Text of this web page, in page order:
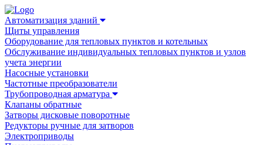
Автоматизация зданий
Щиты управления
Оборудование для тепловых пунктов и котельных
Обслуживание индивидуальных тепловых пунктов и узлов
учета энергии
Насосные установки
Частотные преобразователи
Трубопроводная арматура
Клапаны обратные
Затворы дисковые поворотные
Редукторы ручные для затворов
Электроприводы